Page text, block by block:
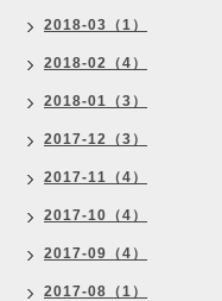
2018-03（1）
2018-02（4）
2018-01（3）
2017-12（3）
2017-11（4）
2017-10（4）
2017-09（4）
2017-08（1）